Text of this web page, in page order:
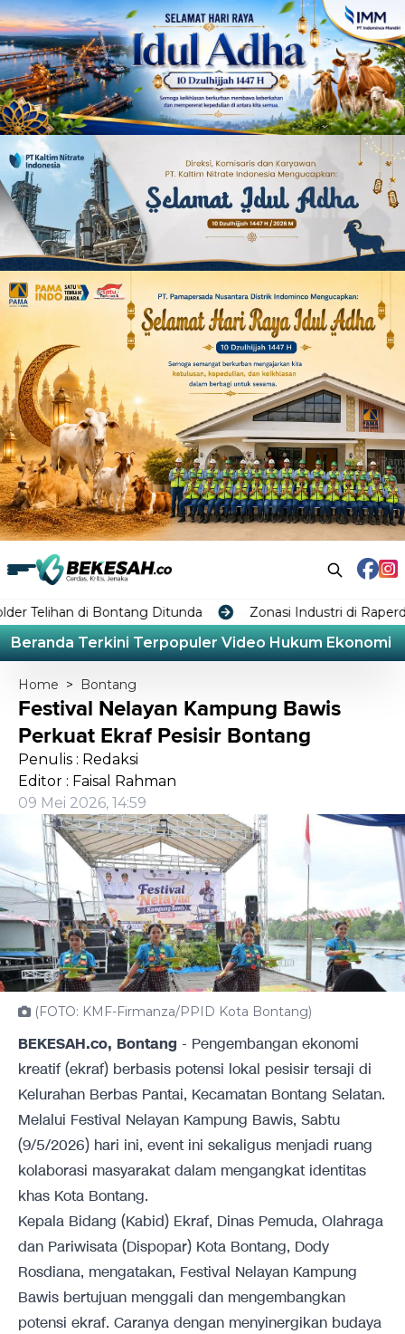
di Bontang Ditunda Zonasi Industri di Raperda RTRW
Beranda Terkini Terpopuler Video Hukum Ekonomi
Home > Bontang
Festival Nelayan Kampung Bawis
Perkuat Ekraf Pesisir Bontang
Penulis : Redaksi
Editor : Faisal Rahman
09 Mei 2026, 14:59
(FOTO: KMF-Firmanza/PPID Kota Bontang)
BEKESAH.co, Bontang - Pengembangan ekonomi
kreatif (ekraf) berbasis potensi lokal pesisir tersaji di
Kelurahan Berbas Pantai, Kecamatan Bontang Selatan.
Melalui Festival Nelayan Kampung Bawis, Sabtu
(9/5/2026) hari ini, event ini sekaligus menjadi ruang
kolaborasi masyarakat dalam mengangkat identitas
khas Kota Bontang.
Kepala Bidang (Kabid) Ekraf, Dinas Pemuda, Olahraga
dan Pariwisata (Dispopar) Kota Bontang, Dody
Rosdiana, mengatakan, Festival Nelayan Kampung
Bawis bertujuan menggali dan mengembangkan
potensi ekraf. Caranya dengan menyinergikan budaya